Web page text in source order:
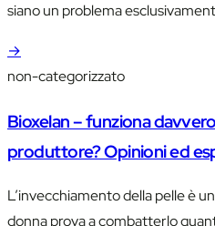
siano un problema
→
non-categorizzato
Bioxelan – funziona
produttore? Opinioni ed
L’invecchiamento della pelle è
donna prova a combatterlo